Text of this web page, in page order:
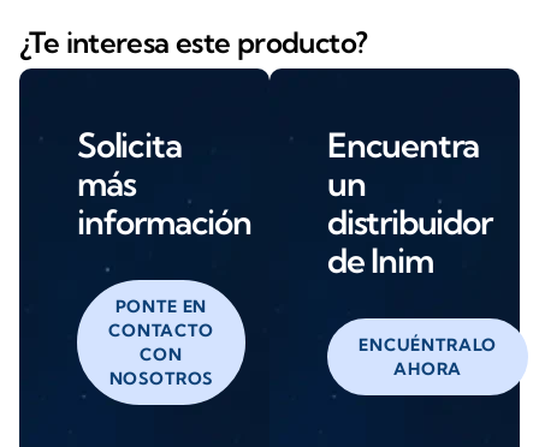
¿Te interesa este producto?
Solicita
más
información
PONTE EN
CONTACTO
CON
NOSOTROS
Encuentra
un
distribuidor
de Inim
ENCUÉNTRALO
AHORA